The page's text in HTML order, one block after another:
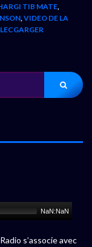
TIB MATE
VIDEO DE LA
NaN:NaN
s’associe avec